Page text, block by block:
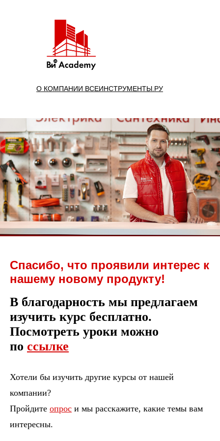
О КОМПАНИИ ВСЕИНСТРУМЕНТЫ.РУ
Спасибо, что проявили интерес к
нашему новому продукту!
В благодарность мы предлагаем
изучить курс бесплатно.
Посмотреть уроки можно
по ссылке
Хотели бы изучить другие курсы от нашей
компании?
Пройдите опрос и мы расскажите, какие темы вам
интересны.